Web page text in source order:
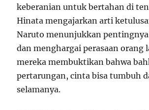
keberanian untuk bertahan di
Hinata mengajarkan arti
Naruto menunjukkan
dan menghargai perasaan orang
mereka membuktikan bahwa
pertarungan, cinta bisa tumbuh
selamanya.